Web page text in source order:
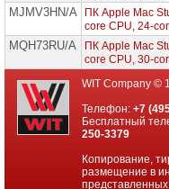
Настольные
компьютеры
Настольные
компьютеры
Dell
компьютеры
MJMV3HN/A
ПК Apple Mac
core CPU, 24-
MQH73RU/A
ПК Apple Mac
core CPU, 30-
WIT Company ©
Телефон:+7
Бесплатный
250-3379
Копирование,
размещение в